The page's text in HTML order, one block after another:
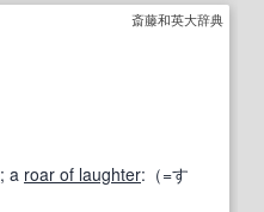
斎藤和英大辞典
; a roar of laughter:（=す